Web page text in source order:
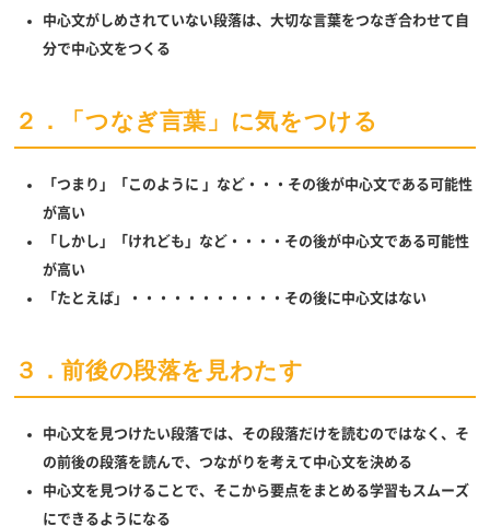
中心文がしめされていない段落は、大切な言葉をつなぎ合わせて自
分で中心文をつくる
２．「つなぎ言葉」に気をつける
「つまり」「このように 」など・・・その後が中心文である可能性
が高い
「しかし」「けれども」など・・・・その後が中心文である可能性
が高い
「たとえば」・・・・・・・・・・・その後に中心文はない
３．前後の段落を見わたす
中心文を見つけたい段落では、その段落だけを読むのではなく、そ
の前後の段落を読んで、つながりを考えて中心文を決める
中心文を見つけることで、そこから要点をまとめる学習もスムーズ
にできるようになる